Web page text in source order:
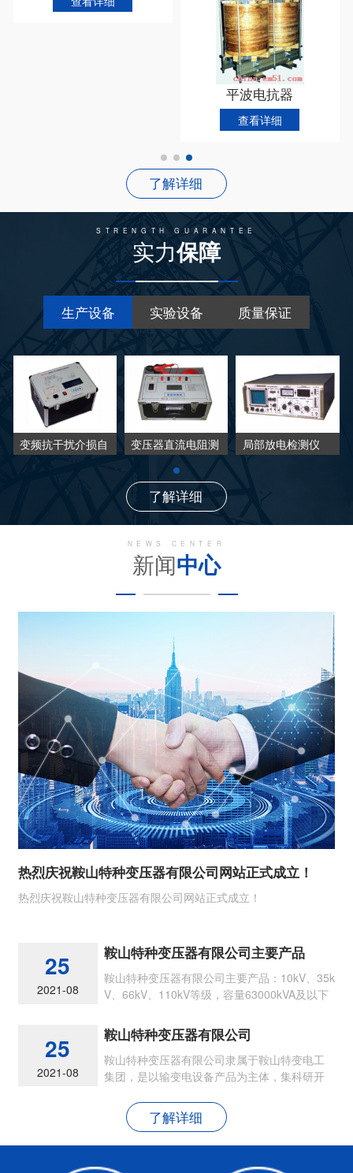
平波电抗器
查看详细
了解详细
STRENGTH GUARANTEE
实力保障
生产设备 实验设备 质量保证
变频抗干扰介损自
变压器直流电阻测
局部放电检测仪
了解详细
NEWS CENTER
新闻中心
热烈庆祝鞍山特种变压器有限公司网站正式成立！
热烈庆祝鞍山特种变压器有限公司网站正式成立！
25
2021-08
鞍山特种变压器有限公司主要产品
鞍山特种变压器有限公司主要产品：10kV、35k
V、66kV、110kV等级，容量63000kVA及以下
25
2021-08
鞍山特种变压器有限公司
鞍山特种变压器有限公司隶属于鞍山特变电工
集团，是以输变电设备产品为主体，集科研开
了解详细